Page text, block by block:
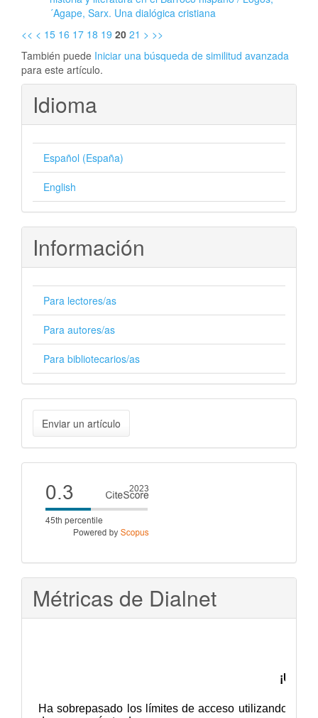
´Agape, Sarx. Una dialógica cristiana
<< < 15 16 17 18 19 20 21 > >>
También puede Iniciar una búsqueda de similitud avanzada
para este artículo.
Idioma
Español (España)
English
Información
Para lectores/as
Para autores/as
Para bibliotecarios/as
Enviar
un
artículo
Enviar un artículo
Cite
score
Métricas de Dialnet